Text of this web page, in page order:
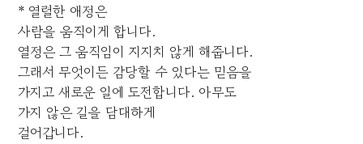
* 열렬한 애정은
사람을 움직이게 합니다.
열정은 그 움직임이 지지치 않게 해줍니다.
그래서 무엇이든 감당할 수 있다는 믿음을
가지고 새로운 일에 도전합니다. 아무도
가지 않은 길을 담대하게
걸어갑니다.